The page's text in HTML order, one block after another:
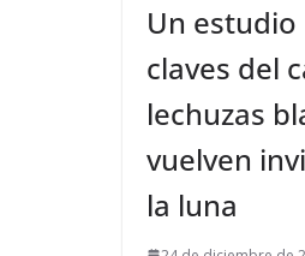
Un estudio
claves del
lechuzas
vuelven
la luna